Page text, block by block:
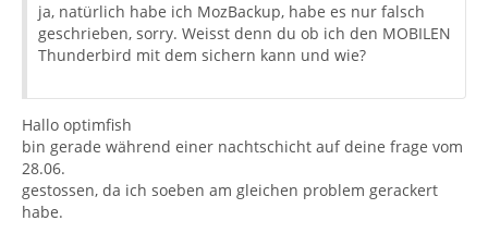
ja, natürlich habe ich MozBackup, habe es nur falsch
geschrieben, sorry. Weisst denn du ob ich den MOBILEN
Thunderbird mit dem sichern kann und wie?
Hallo optimfish
bin gerade während einer nachtschicht auf deine frage vom
28.06.
gestossen, da ich soeben am gleichen problem gerackert
habe.